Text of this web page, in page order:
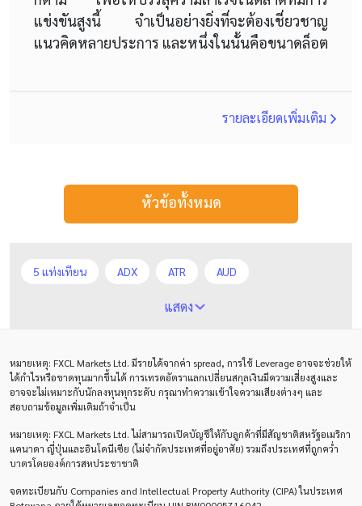
แข่งขันสูงนี้ จำเป็นอย่างยิ่งที่จะต้องเชี่ยวชาญ
แนวคิดหลายประการ และหนึ่งในนั้นคือขนาดล็อต
รายละเอียดเพิ่มเติม
หัวข้อทั้งหมด
5 แท่งเทียน ADX ATR AUD
Average True Range
CAD CHF COVID-19 CPI Charles Dow
Cherry Blossom Chinese Yuan
Correlation Matrix D1 DXY DailyFX
Default mode network
แสดง
หมายเหตุ: FXCL Markets Ltd. มีรายได้จากค่า spread, การใช้ Leverageอาจจะช่วยให้
ได้กำไรหรือขาดทุนมากขึ้นได้ การเทรดอัตราแลกเปลี่ยนสกุลเงินมีความเสี่ยงสูงและ
อาจจะไม่เหมาะกับนักลงทุนทุกระดับ กรุณาทำความเข้าใจความเสียงต่างๆ และ
สอบถามข้อมูลเพิ่มเติมถ้าจำเป็น
หมายเหตุ: FXCL Markets Ltd.ไม่สามารถเปิดบัญชีให้กับลูกค้าที่มีสัญชาติสหรัฐอเมริกา
แคนาดา ญี่ปุ่นและอินโดนีเซีย (ไม่จำกัดประเทศที่อยู่อาศัย) รวมถึงประเทศที่ถูกคว่ำ
บาตรโดยองค์การสหประชาชาติ
จดทะเบียนกับ Companies and Intellectual Property Authority (CIPA) ในประเทศ